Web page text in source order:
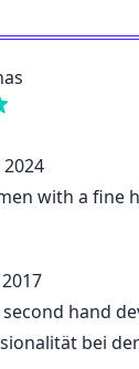
with a
hand
bei